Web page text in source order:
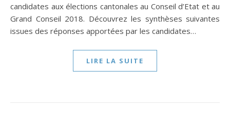
candidates aux élections cantonales au Conseil d’Etat et au
Grand Conseil 2018. Découvrez les synthèses suivantes
issues des réponses apportées par les candidates…
LIRE LA SUITE